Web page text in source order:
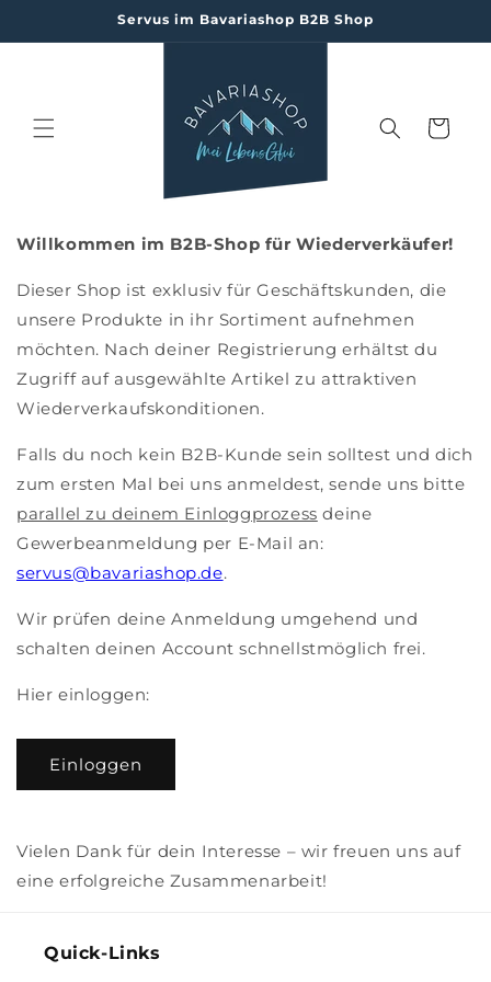
Inhalt
Servus im Bavariashop B2B Shop
Warenkorb
Willkommen im B2B-Shop für Wiederverkäufer!
Dieser Shop ist exklusiv für Geschäftskunden, die
unsere Produkte in ihr Sortiment aufnehmen
möchten. Nach deiner Registrierung erhältst du
Zugriff auf ausgewählte Artikel zu attraktiven
Wiederverkaufskonditionen.
Falls du noch kein B2B-Kunde sein solltest und dich
zum ersten Mal bei uns anmeldest, sende uns bitte
parallel zu deinem Einloggprozess deine
Gewerbeanmeldung per E-Mail an:
servus@bavariashop.de.
Wir prüfen deine Anmeldung umgehend und
schalten deinen Account schnellstmöglich frei.
Hier einloggen:
Einloggen
Vielen Dank für dein Interesse – wir freuen uns auf
eine erfolgreiche Zusammenarbeit!
Quick-Links